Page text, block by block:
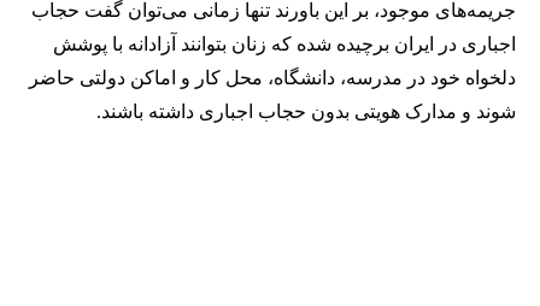
جریمه‌های موجود، بر این باورند تنها زمانی می‌توان گفت حجاب
اجباری در ایران برچیده شده که زنان بتوانند آزادانه با پوشش
دلخواه خود در مدرسه، دانشگاه، محل کار و اماکن دولتی حاضر
شوند و مدارک هویتی بدون حجاب اجباری داشته باشند.